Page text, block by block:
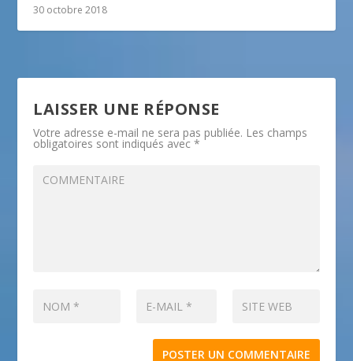
30 octobre 2018
LAISSER UNE RÉPONSE
Votre adresse e-mail ne sera pas publiée. Les champs
obligatoires sont indiqués avec*